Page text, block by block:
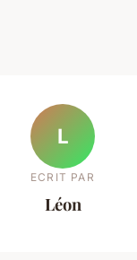
L
ECRIT PAR
Léon